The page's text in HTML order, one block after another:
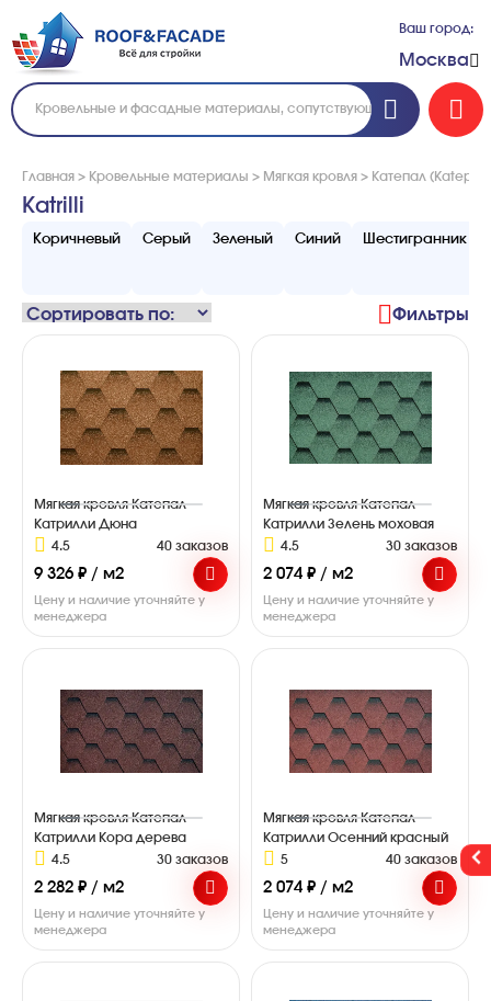
Ваш город:
Москва
Главная > Кровельные материалы > Мягкая кровля > Катепал (Katepal)
Katrilli
Коричневый Серый Зеленый Синий Шестигранник
Фильтры
Мягкая кровля Катепал
Катрилли Дюна
4.5
40 заказов
9 326 ₽ / м2
Цену и наличие уточняйте у
менеджера
Мягкая кровля Катепал
Катрилли Зелень моховая
4.5
30 заказов
2 074 ₽ / м2
Цену и наличие уточняйте у
менеджера
Мягкая кровля Катепал
Катрилли Кора дерева
4.5
30 заказов
2 282 ₽ / м2
Цену и наличие уточняйте у
менеджера
Мягкая кровля Катепал
Катрилли Осенний красный
5
40 заказов
2 074 ₽ / м2
Цену и наличие уточняйте у
менеджера